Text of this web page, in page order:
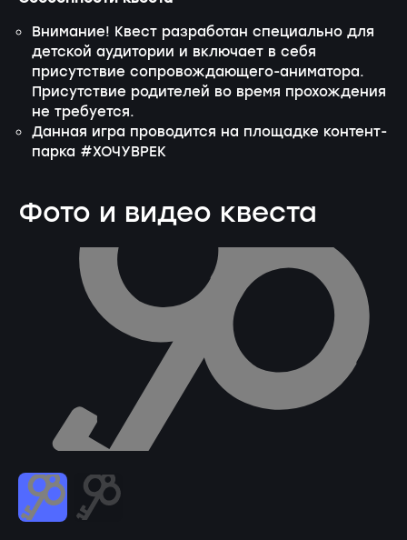
Внимание! Квест разработан специально для
детской аудитории и включает в себя
присутствие сопровождающего-аниматора.
Присутствие родителей во время прохождения
не требуется.
Данная игра проводится на площадке контент-
парка #ХОЧУВРЕК
Фото и видео квеста